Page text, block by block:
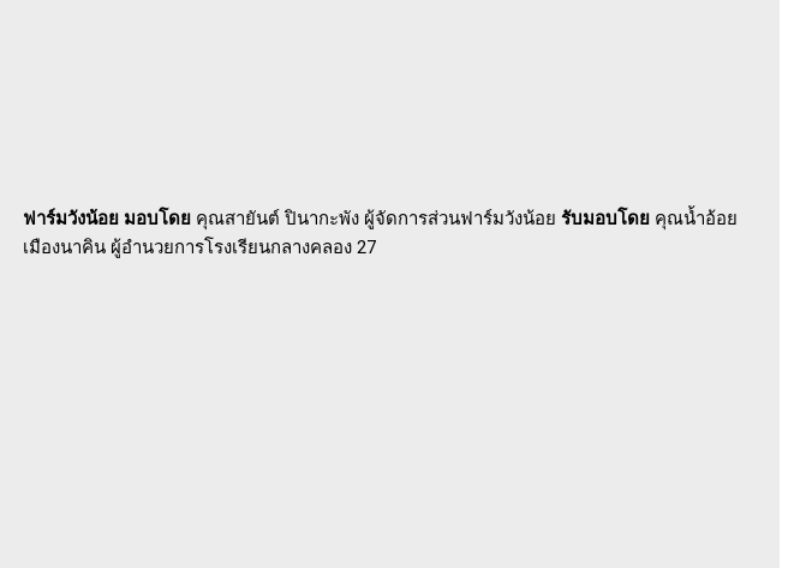
ฟาร์มวังน้อย มอบโดย คุณสายันต์ ปินากะพัง ผู้จัดการส่วนฟาร์มวังน้อย รับมอบโดย คุณน้ำอ้อย
เมืองนาคิน ผู้อำนวยการโรงเรียนกลางคลอง 27